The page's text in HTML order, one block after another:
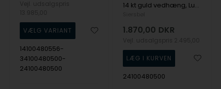
14100480556-
34100480500-
24100480500
14 kt guld vedhæng, Luxury Solitaire serien fra Siersbøl med ialt 0,25 ct Labgrown diamant
1.870,00 DKR
24100480500